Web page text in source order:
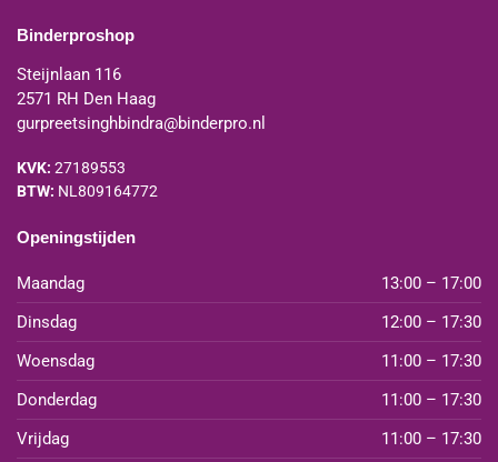
Binderproshop
Steijnlaan 116
2571 RH Den Haag
gurpreetsinghbindra@binderpro.nl
KVK: 27189553
BTW: NL809164772
Openingstijden
Maandag
13:00 – 17:00
Dinsdag
12:00 – 17:30
Woensdag
11:00 – 17:30
Donderdag
11:00 – 17:30
Vrijdag
11:00 – 17:30